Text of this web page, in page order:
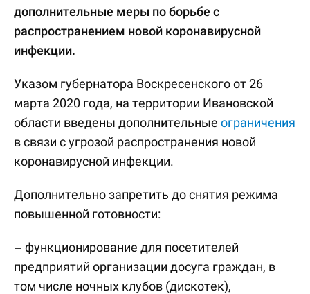
дополнительные меры по борьбе с
распространением новой коронавирусной
инфекции.
Указом губернатора Воскресенского от 26
марта 2020 года, на территории Ивановской
области введены дополнительные ограничения
в связи с угрозой распространения новой
коронавирусной инфекции.
Дополнительно запретить до снятия режима
повышенной готовности:
– функционирование для посетителей
предприятий организации досуга граждан, в
том числе ночных клубов (дискотек),